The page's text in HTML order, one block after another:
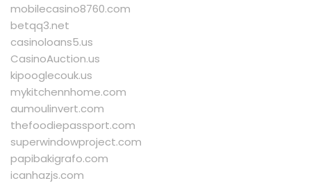
mobilecasino8760.com
betqq3.net
casinoloans5.us
CasinoAuction.us
kipooglecouk.us
mykitchennhome.com
aumoulinvert.com
thefoodiepassport.com
superwindowproject.com
papibakigrafo.com
icanhazjs.com